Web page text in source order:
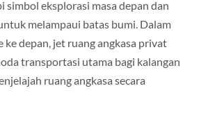
simbol eksplorasi masa depan dan
melampaui batas bumi. Dalam
ke depan, jet ruang angkasa privat
transportasi utama bagi kalangan
ruang angkasa secara